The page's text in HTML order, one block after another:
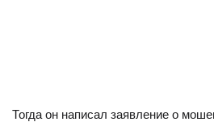
Тогда он написал заявление о